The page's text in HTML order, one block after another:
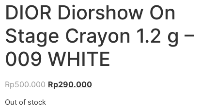
DIOR Diorshow On
Stage Crayon 1.2 g –
009 WHITE
Rp500.000 Rp290.000
Out of stock